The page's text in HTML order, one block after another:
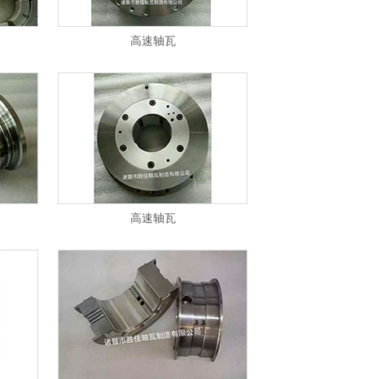
高速轴瓦
高速轴瓦